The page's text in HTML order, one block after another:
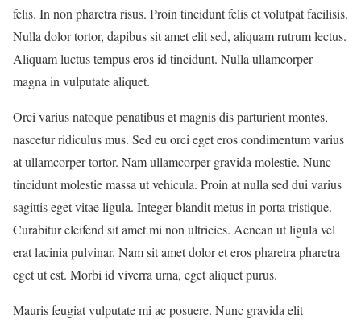
felis. In non pharetra risus. Proin tincidunt felis et volutpat facilisis.
Nulla dolor tortor, dapibus sit amet elit sed, aliquam rutrum lectus.
Aliquam luctus tempus eros id tincidunt. Nulla ullamcorper
magna in vulputate aliquet.
Orci varius natoque penatibus et magnis dis parturient montes,
nascetur ridiculus mus. Sed eu orci eget eros condimentum varius
at ullamcorper tortor. Nam ullamcorper gravida molestie. Nunc
tincidunt molestie massa ut vehicula. Proin at nulla sed dui varius
sagittis eget vitae ligula. Integer blandit metus in porta tristique.
Curabitur eleifend sit amet mi non ultricies. Aenean ut ligula vel
erat lacinia pulvinar. Nam sit amet dolor et eros pharetra pharetra
eget ut est. Morbi id viverra urna, eget aliquet purus.
Mauris feugiat vulputate mi ac posuere. Nunc gravida elit